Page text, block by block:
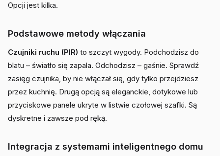
Opcji jest kilka.
Podstawowe metody włączania
Czujniki ruchu (PIR) to szczyt wygody. Podchodzisz do
blatu – światło się zapala. Odchodzisz – gaśnie. Sprawdź
zasięg czujnika, by nie włączał się, gdy tylko przejdziesz
przez kuchnię. Drugą opcją są eleganckie, dotykowe lub
przyciskowe panele ukryte w listwie czołowej szafki. Są
dyskretne i zawsze pod ręką.
Integracja z systemami inteligentnego domu